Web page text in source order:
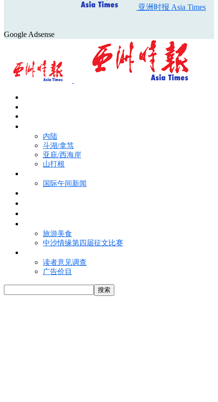
亚洲时报 Asia Times
Google Adsense
内陆
斗湖/拿笃
亚庇/西海岸
山打根
国际午间新闻
旅游美食
中沙情缘第四届征文比赛
读者意见调查
广告价目